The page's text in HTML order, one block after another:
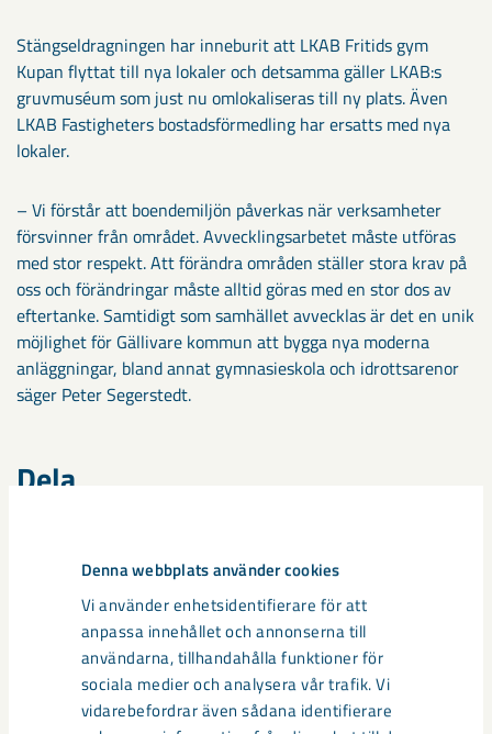
Denna webbplats använder cookies
Vi använder enhetsidentifierare för att
anpassa innehållet och annonserna till
användarna, tillhandahålla funktioner för
sociala medier och analysera vår trafik. Vi
vidarebefordrar även sådana identifierare
Stängseldragningen har inneburit att LKAB Fritids gym
Kupan flyttat till nya lokaler och detsamma gäller LKAB:s
gruvmuséum som just nu omlokaliseras till ny plats. Även
LKAB Fastigheters bostadsförmedling har ersatts med nya
lokaler.
– Vi förstår att boendemiljön påverkas när verksamheter
försvinner från området. Avvecklingsarbetet måste utföras
med stor respekt. Att förändra områden ställer stora krav på
oss och förändringar måste alltid göras med en stor dos av
eftertanke. Samtidigt som samhället avvecklas är det en unik
möjlighet för Gällivare kommun att bygga nya moderna
anläggningar, bland annat gymnasieskola och idrottsarenor
säger Peter Segerstedt.
Dela
Taggar
Malmberget samhällsomvandling